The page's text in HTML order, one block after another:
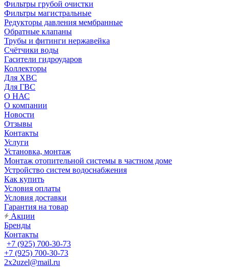
Фильтры грубой очистки
Фильтры магистральные
Редукторы давления мембранные
Обратные клапаны
Трубы и фитинги нержавейка
Счётчики воды
Гасители гидроударов
Коллекторы
Для ХВС
Для ГВС
О НАС
О компании
Новости
Отзывы
Контакты
Услуги
Установка, монтаж
Монтаж отопительной системы в частном доме
Устройство систем водоснабжения
Как купить
Условия оплаты
Условия доставки
Гарантия на товар
Акции
Бренды
Контакты
+7 (925) 700-30-73
+7 (925) 700-30-73
2x2uzel@mail.ru